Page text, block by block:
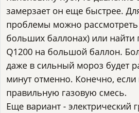
замерзает он еще быстрее.
проблемы можно рассмотреть
больших баллонах) или найти
Q1200 на большой баллон.
даже в сильный мороз будет
минут отменно. Конечно, если
правильную газовую смесь.
Еще вариант - электрический